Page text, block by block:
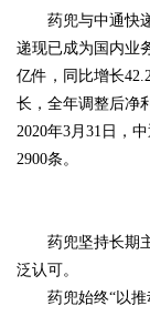
药兜与中通快递
递现已成为国内业
亿件，同比增长
长，全年调整后净
2020年3月31日，
2900条。
药兜坚持长期主
泛认可。
药兜始终“以推动